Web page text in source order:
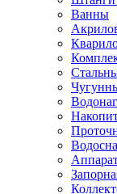
Ванны